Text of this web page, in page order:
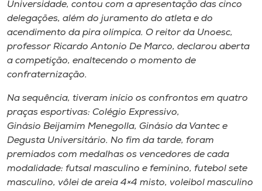
Unoesc
Store
Selecione
A+
A-
Universidade, contou com a apresentação das cinco
delegações, além do juramento do atleta e do
acendimento da pira olímpica. O reitor da Unoesc,
professor Ricardo Antonio De Marco, declarou aberta
a competição, enaltecendo o momento de
confraternização.
Na sequência, tiveram início os confrontos em quatro
praças esportivas: Colégio Expressivo,
Ginásio Beijamim Menegolla, Ginásio da Vantec e
Degusta Universitário. No fim da tarde, foram
premiados com medalhas os vencedores de cada
modalidade: futsal masculino e feminino, futebol sete
masculino, vôlei de areia 4×4 misto, voleibol masculino